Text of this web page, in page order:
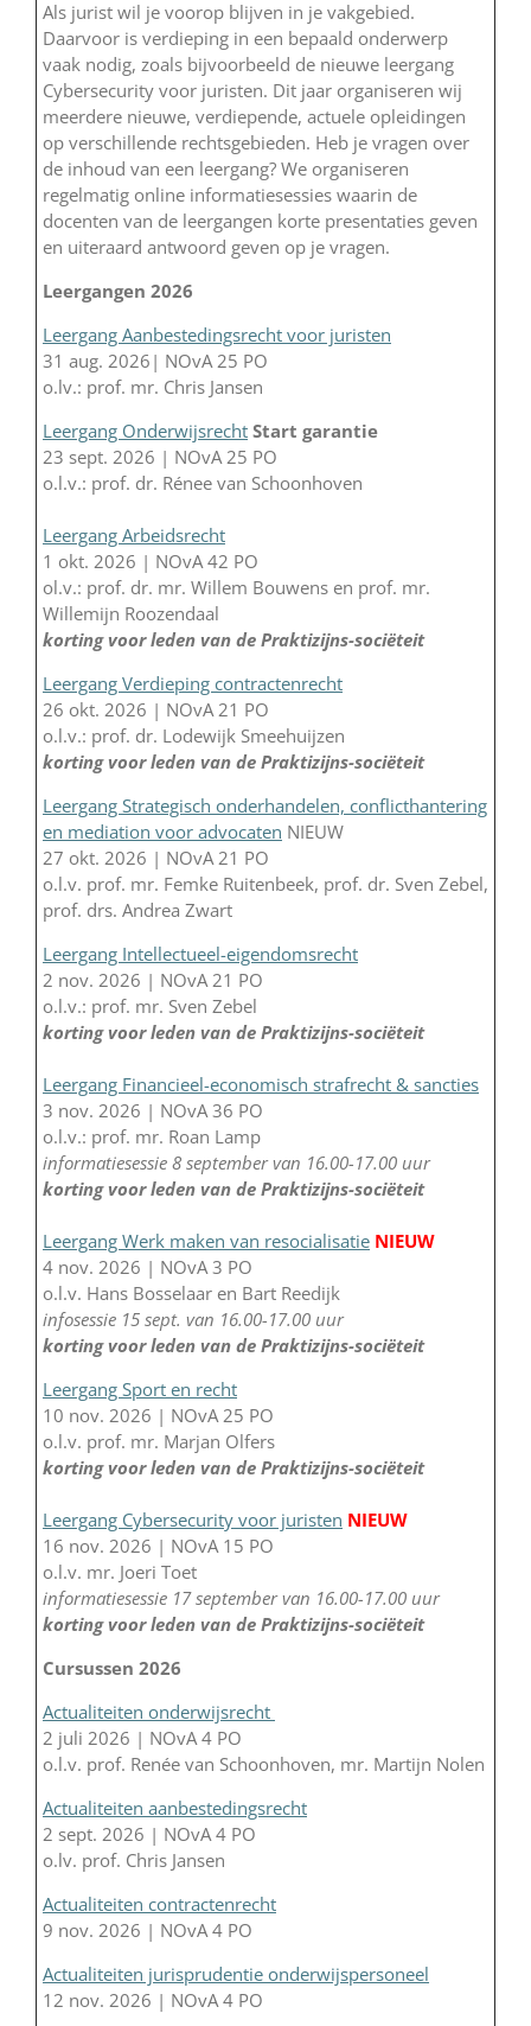
Als jurist wil je voorop blijven in je vakgebied.
Daarvoor is verdieping in een bepaald onderwerp
vaak nodig, zoals bijvoorbeeld de nieuwe leergang
Cybersecurity voor juristen. Dit jaar organiseren wij
meerdere nieuwe, verdiepende, actuele opleidingen
op verschillende rechtsgebieden. Heb je vragen over
de inhoud van een leergang? We organiseren
regelmatig online informatiesessies waarin de
docenten van de leergangen korte presentaties geven
en uiteraard antwoord geven op je vragen.
Leergangen 2026
Leergang Aanbestedingsrecht voor juristen
31 aug. 2026| NOvA 25 PO
o.lv.: prof. mr. Chris Jansen
Leergang Onderwijsrecht Start garantie
23 sept. 2026 | NOvA 25 PO
o.l.v.: prof. dr. Rénee van Schoonhoven
Leergang Arbeidsrecht
1 okt. 2026 | NOvA 42 PO
ol.v.: prof. dr. mr. Willem Bouwens en prof. mr.
Willemijn Roozendaal
korting voor leden van de Praktizijns-sociëteit
Leergang Verdieping contractenrecht
26 okt. 2026 | NOvA 21 PO
o.l.v.: prof. dr. Lodewijk Smeehuijzen
korting voor leden van de Praktizijns-sociëteit
Leergang Strategisch onderhandelen, conflicthantering
en mediation voor advocaten NIEUW
27 okt. 2026 | NOvA 21 PO
o.l.v. prof. mr. Femke Ruitenbeek, prof. dr. Sven Zebel,
prof. drs. Andrea Zwart
Leergang Intellectueel-eigendomsrecht
2 nov. 2026 | NOvA 21 PO
o.l.v.: prof. mr. Sven Zebel
korting voor leden van de Praktizijns-sociëteit
Leergang Financieel-economisch strafrecht & sancties
3 nov. 2026 | NOvA 36 PO
o.l.v.: prof. mr. Roan Lamp
informatiesessie 8 september van 16.00-17.00 uur
korting voor leden van de Praktizijns-sociëteit
Leergang Werk maken van resocialisatie NIEUW
4 nov. 2026 | NOvA 3 PO
o.l.v. Hans Bosselaar en Bart Reedijk
infosessie 15 sept. van 16.00-17.00 uur
korting voor leden van de Praktizijns-sociëteit
Leergang Sport en recht
10 nov. 2026 | NOvA 25 PO
o.l.v. prof. mr. Marjan Olfers
korting voor leden van de Praktizijns-sociëteit
Leergang Cybersecurity voor juristen NIEUW
16 nov. 2026 | NOvA 15 PO
o.l.v. mr. Joeri Toet
informatiesessie 17 september van 16.00-17.00 uur
korting voor leden van de Praktizijns-sociëteit
Cursussen 2026
Actualiteiten onderwijsrecht
2 juli 2026 | NOvA 4 PO
o.l.v. prof. Renée van Schoonhoven, mr. Martijn Nolen
Actualiteiten aanbestedingsrecht
2 sept. 2026 | NOvA 4 PO
o.lv. prof. Chris Jansen
Actualiteiten contractenrecht
9 nov. 2026 | NOvA 4 PO
Actualiteiten jurisprudentie onderwijspersoneel
12 nov. 2026 | NOvA 4 PO